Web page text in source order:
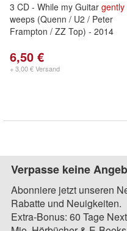
3 CD - While my Guitar gently
weeps (Quenn / U2 / Peter
Frampton / ZZ Top) - 2014
6,50 €
+ 3,00 € Versand
Verpasse keine
Abonniere jetzt unseren
Rabatte und Neuigkeiten.
Extra-Bonus: 60 Tage